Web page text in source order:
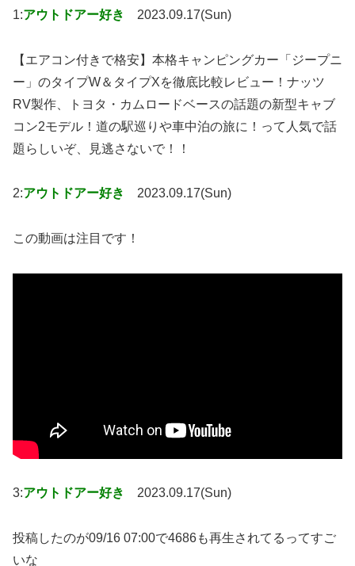
1:アウトドアー好き 2023.09.17(Sun)
【エアコン付きで格安】本格キャンピングカー「ジープニ
ー」のタイプW＆タイプXを徹底比較レビュー！ナッツ
RV製作、トヨタ・カムロードベースの話題の新型キャブ
コン2モデル！道の駅巡りや車中泊の旅に！って人気で話
題らしいぞ、見逃さないで！！
2:アウトドアー好き 2023.09.17(Sun)
この動画は注目です！
3:アウトドアー好き 2023.09.17(Sun)
投稿したのが09/16 07:00で4686も再生されてるってすご
いな